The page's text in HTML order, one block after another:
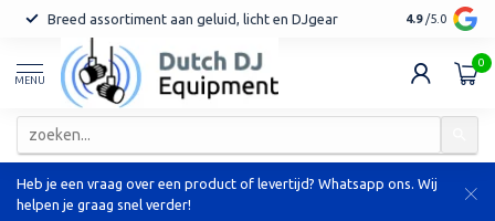
Breed assortiment aan geluid, licht en DJgear Tot 7 jaar
4.9 /5.0
MENU
0
Heb je een vraag over een product of levertijd? Whatsapp ons. Wij
helpen je graag snel verder!